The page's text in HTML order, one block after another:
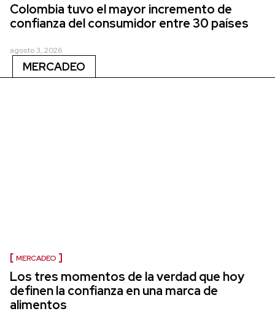
Colombia tuvo el mayor incremento de
confianza del consumidor entre 30 países
agosto 3, 2026
MERCADEO
MERCADEO
Los tres momentos de la verdad que hoy
definen la confianza en una marca de
alimentos